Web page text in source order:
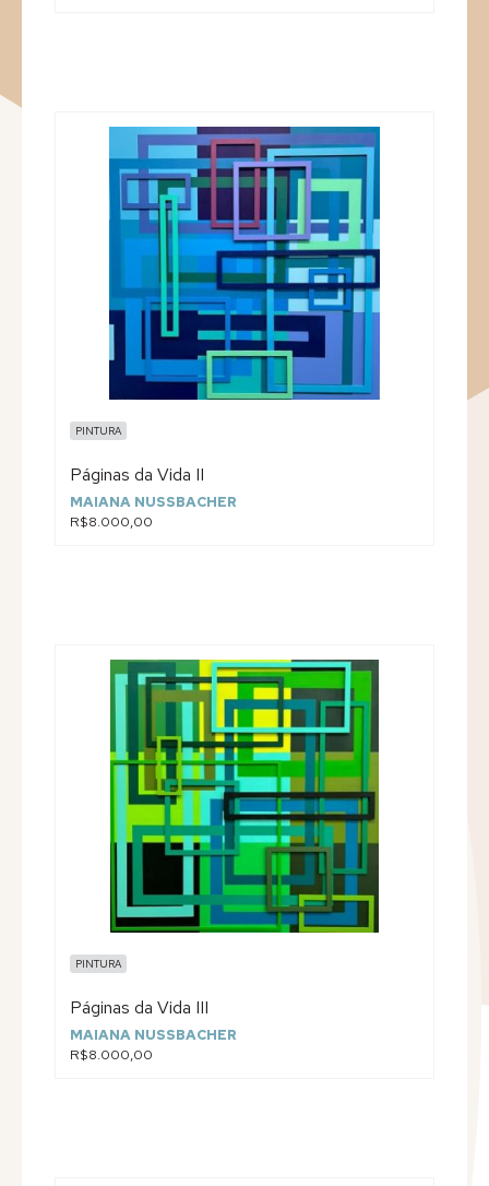
PINTURA
Páginas da Vida II
MAIANA NUSSBACHER
R$8.000,00
PINTURA
Páginas da Vida III
MAIANA NUSSBACHER
R$8.000,00